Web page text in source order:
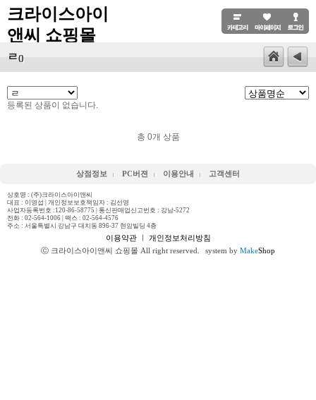
크라이스아이
앤씨 쇼핑몰
ㄹ()
등록된 상품이 없습니다.
총 0개 상품
상점정보 PC버젼 이용안내 고객센터
상호명 : (주)크라이스아이앤씨
대표 : 이영섭 | 개인정보보호책임자 : 김선영
사업자등록번호 :120-86-58775 | 통신판매업신고번호 : 강남-5272
전화 : 02-564-1006 | 팩스 : 02-564-4576
주소 : 서울특별시 강남구 대치동 896-37 현암빌딩 4층
이용약관ㅣ 개인정보처리방침
ⓒ 크라이스아이앤씨 쇼핑몰 All right reserved.
system by MakeShop